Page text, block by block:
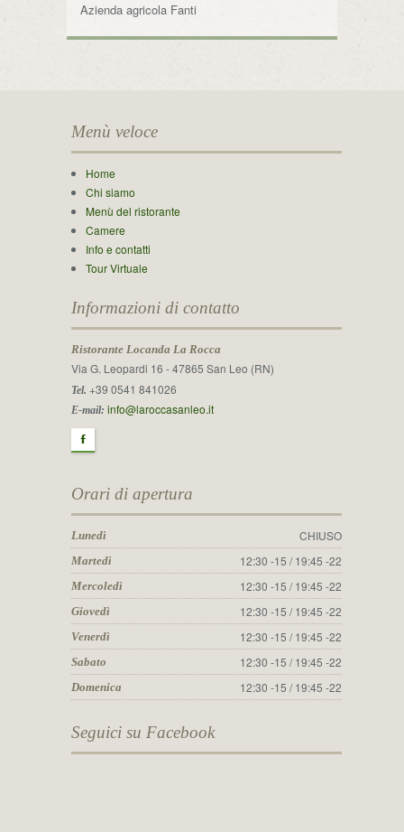
Azienda agricola Fanti
Menù veloce
Home
Chi siamo
Menù del ristorante
Camere
Info e contatti
Tour Virtuale
Informazioni di contatto
Ristorante Locanda La Rocca
Via G. Leopardi 16 - 47865 San Leo (RN)
Tel. +39 0541 841026
E-mail: info@laroccasanleo.it
F
Orari di apertura
Lunedì CHIUSO
Martedì 12:30 -15 / 19:45 -22
Mercoledì 12:30 -15 / 19:45 -22
Giovedì 12:30 -15 / 19:45 -22
Venerdì 12:30 -15 / 19:45 -22
Sabato 12:30 -15 / 19:45 -22
Domenica 12:30 -15 / 19:45 -22
Seguici su Facebook